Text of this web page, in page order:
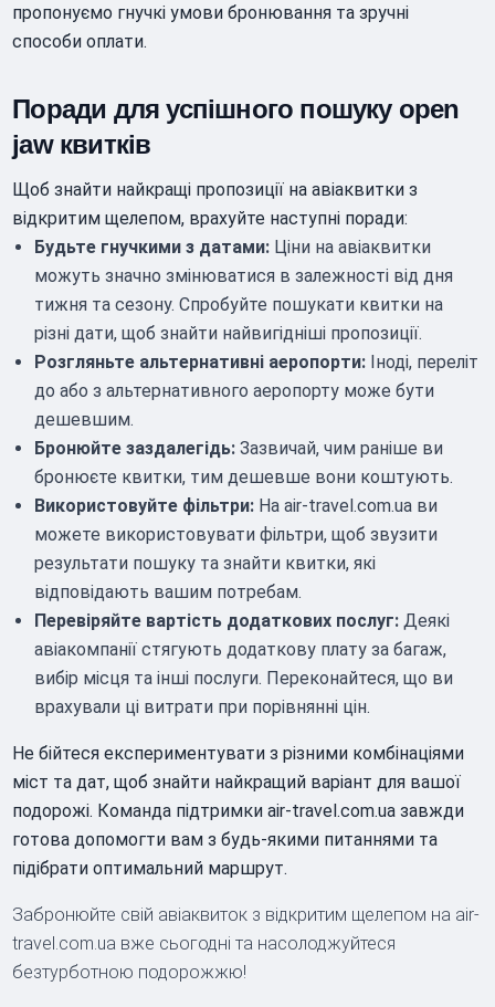
пропонуємо гнучкі умови бронювання та зручні
способи оплати.
Поради для успішного пошуку open
jaw квитків
Щоб знайти найкращі пропозиції на авіаквитки з
відкритим щелепом, врахуйте наступні поради:
Будьте гнучкими з датами: Ціни на авіаквитки
можуть значно змінюватися в залежності від дня
тижня та сезону. Спробуйте пошукати квитки на
різні дати, щоб знайти найвигідніші пропозиції.
Розгляньте альтернативні аеропорти: Іноді, переліт
до або з альтернативного аеропорту може бути
дешевшим.
Бронюйте заздалегідь: Зазвичай, чим раніше ви
бронюєте квитки, тим дешевше вони коштують.
Використовуйте фільтри: На air-travel.com.ua ви
можете використовувати фільтри, щоб звузити
результати пошуку та знайти квитки, які
відповідають вашим потребам.
Перевіряйте вартість додаткових послуг: Деякі
авіакомпанії стягують додаткову плату за багаж,
вибір місця та інші послуги. Переконайтеся, що ви
врахували ці витрати при порівнянні цін.
Не бійтеся експериментувати з різними комбінаціями
міст та дат, щоб знайти найкращий варіант для вашої
подорожі. Команда підтримки air-travel.com.ua завжди
готова допомогти вам з будь-якими питаннями та
підібрати оптимальний маршрут.
Забронюйте свій авіаквиток з відкритим щелепом на air-
travel.com.ua вже сьогодні та насолоджуйтеся
безтурботною подорожжю!